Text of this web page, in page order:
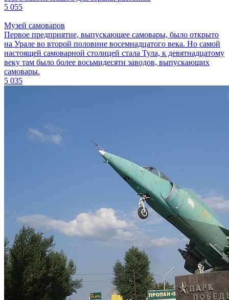
5 055
Музей самоваров
Первое предприятие, выпускающее самовары, было открыто
на Урале во второй половине восемнадцатого века. Но самой
настоящей самоварной столицей стала Тула, к девятнадцатому
веку там было более восьмидесяти заводов, выпускающих
самовары.
5 035